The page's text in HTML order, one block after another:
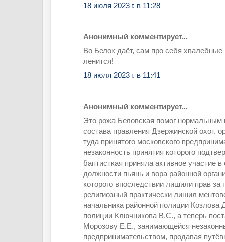
18 июля 2023 г. в 11:28
Анонимный комментирует...
Во Белок даёт, сам про себя
ленится!
18 июля 2023 г. в 11:41
Анонимный комментирует...
Это рожа Беловская помог нормальным
состава правления Дзержинской охот.
туда принятого московского
незаконность принятия которого
баптисткая приняла активное участие
должности пьянь и вора районной
которого впоследствии лишили прав за
религиозный практически лишил
начальника районной полиции Козлова
полиции Ключникова В.С., а теперь
Морозову Е.Е., занимающейся
предпринимательством, продавая